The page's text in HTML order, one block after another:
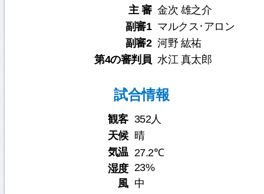
主 審 金次 雄之介
副審1 マルクス･アロン
副審2 河野 紘祐
第4の審判員 水江 真太郎
試合情報
観客 352人
天候 晴
気温 27.2℃
湿度 23%
風 中